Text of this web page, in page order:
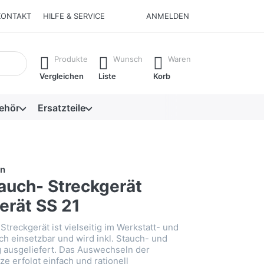
HILFE & SERVICE ANMELDEN
erste Ergebnisse. Drücken Sie die Eingabetaste, um alle
Produkte
Vergleichen
Wunsch
Liste
Waren
Korb
Ersatzteile
Streckgerät
SS 21
ist vielseitig im Werkstatt- und
einsetzbar und wird inkl. Stauch- und
Das Auswechseln der
erfolgt einfach und rationell